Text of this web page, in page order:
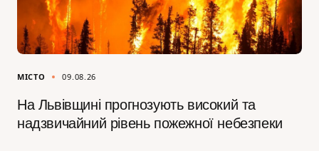
МІСТО 09.08.26
На Львівщині прогнозують високий та
надзвичайний рівень пожежної небезпеки